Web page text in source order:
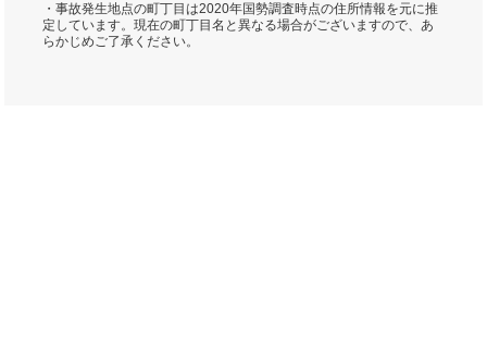
・事故発生地点の町丁目は2020年国勢調査時点の住所情報を元に推
定しています。現在の町丁目名と異なる場合がございますので、あ
らかじめご了承ください。